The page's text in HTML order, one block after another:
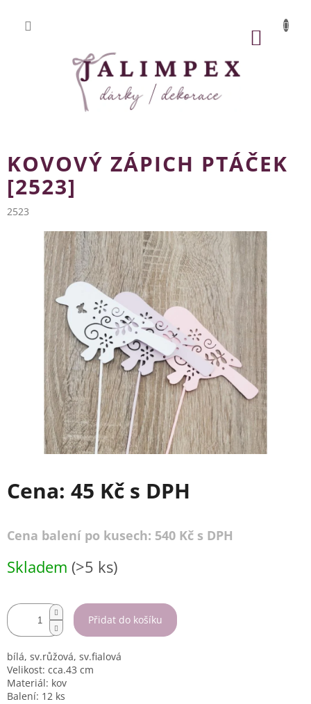
obsah
KOVOVÝ ZÁPICH PTÁČEK
[2523]
2523
Cena: 45 Kč s DPH
Cena balení po kusech: 540 Kč s DPH
cena:
Skladem (>5 ks)
Přidat do košíku
bílá, sv.růžová, sv.fialová
Velikost: cca.43 cm
Materiál: kov
Balení: 12 ks